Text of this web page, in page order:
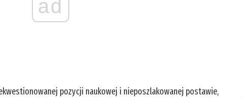
ad
pozycji naukowej i nieposzlakowanej postawie,